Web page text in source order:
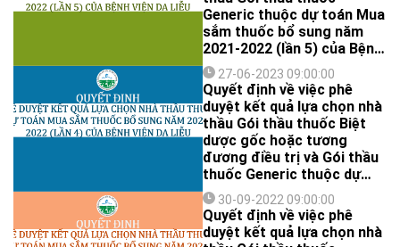
Generic thuộc dự toán Mua
sắm thuốc bổ sung năm
2021-2022 (lần 5) của Bệnh
viện Da Liễu
27-06-2023 09:00:00
Quyết định về việc phê
duyệt kết quả lựa chọn nhà
thầu Gói thầu thuốc Biệt
dược gốc hoặc tương
đương điều trị và Gói thầu
thuốc Generic thuộc dự
toán Mua sắm thuốc bổ
sung năm 2021-2022 (lần 4)
của Bệnh viện Da Liễu
30-09-2022 09:00:00
Quyết định về việc phê
duyệt kết quả lựa chọn nhà